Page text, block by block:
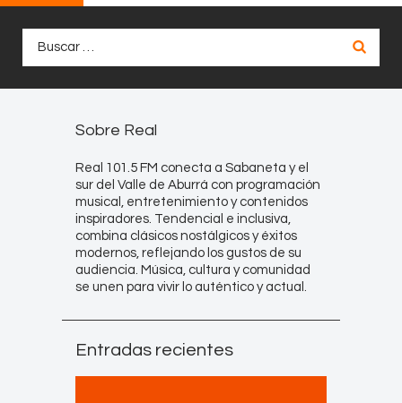
Sobre Real
Real 101.5 FM conecta a Sabaneta y el
sur del Valle de Aburrá con programación
musical, entretenimiento y contenidos
inspiradores. Tendencial e inclusiva,
combina clásicos nostálgicos y éxitos
modernos, reflejando los gustos de su
audiencia. Música, cultura y comunidad
se unen para vivir lo auténtico y actual.
Entradas recientes